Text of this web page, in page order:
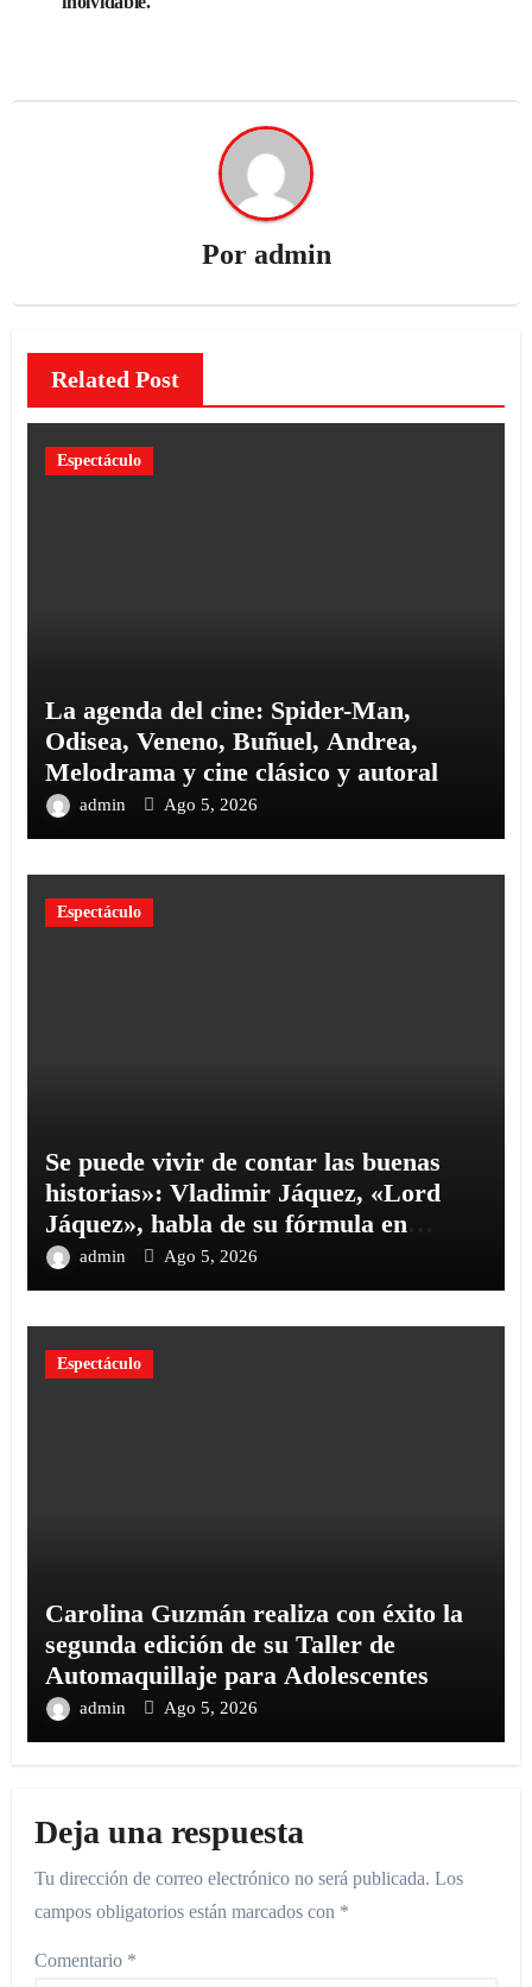
Por admin
Related Post
Espectáculo
La agenda del cine: Spider-Man,
Odisea, Veneno, Buñuel, Andrea,
Melodrama y cine clásico y autoral
admin Ago 5, 2026
Espectáculo
Se puede vivir de contar las buenas
historias»: Vladimir Jáquez, «Lord
Jáquez», habla de su fórmula en
«Cinco Palabras
admin Ago 5, 2026
Espectáculo
Carolina Guzmán realiza con éxito la
segunda edición de su Taller de
Automaquillaje para Adolescentes
admin Ago 5, 2026
Deja una respuesta
Tu dirección de correo electrónico no será publicada. Los
campos obligatorios están marcados con *
Comentario *